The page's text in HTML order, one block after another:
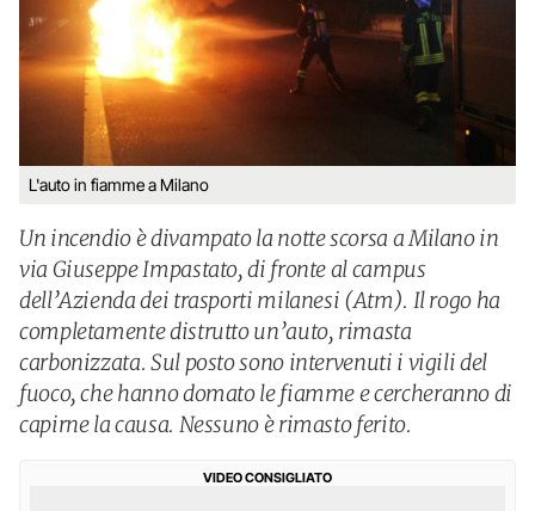
L'auto in fiamme a Milano
Un incendio è divampato la notte scorsa a Milano in
via Giuseppe Impastato, di fronte al campus
dell’Azienda dei trasporti milanesi (Atm). Il rogo ha
completamente distrutto un’auto, rimasta
carbonizzata. Sul posto sono intervenuti i vigili del
fuoco, che hanno domato le fiamme e cercheranno di
capirne la causa. Nessuno è rimasto ferito.
VIDEO CONSIGLIATO